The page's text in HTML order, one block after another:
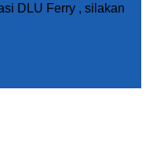
DLU Ferry , silakan